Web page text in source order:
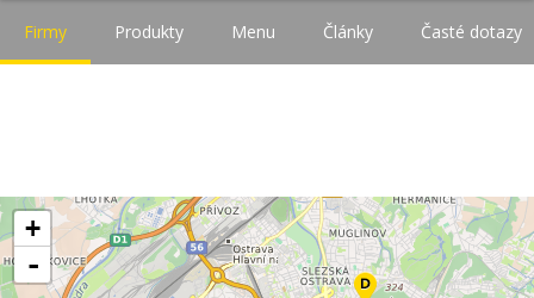
Firmy Produkty Menu Články Časté dotazy
+
-